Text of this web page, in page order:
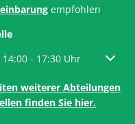
empfohlen
Öffnungs- oder
14:00 - 17:30 Uhr Von
weiterer Abteilungen
finden Sie hier.